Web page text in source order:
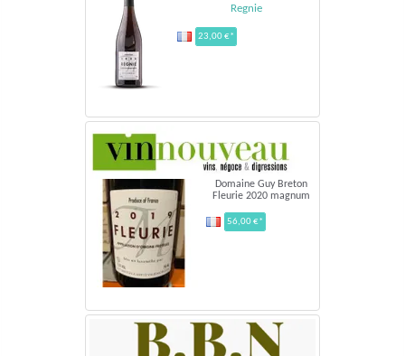
Regnie
23,00 €*
Domaine Guy Breton
Fleurie 2020 magnum
56,00 €*